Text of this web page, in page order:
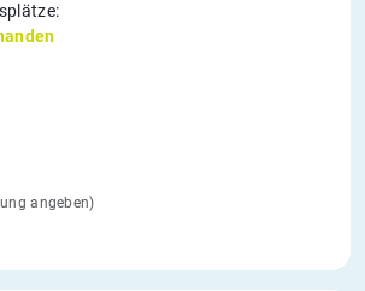
angeben)